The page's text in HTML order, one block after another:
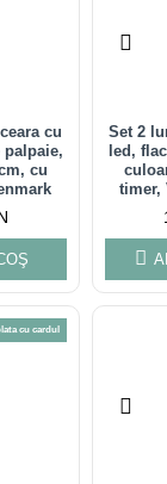
cu
palpaie,
cu
Set 2
led,
timer,
cu cardul